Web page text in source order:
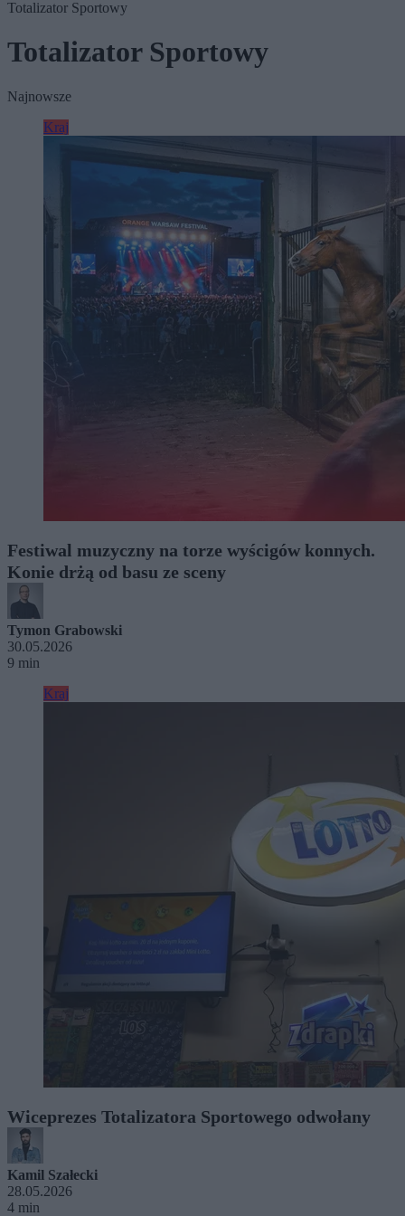
Totalizator Sportowy
Totalizator Sportowy
Najnowsze
Kraj
Festiwal muzyczny na torze wyścigów konnych.
Konie drżą od basu ze sceny
Tymon Grabowski
30.05.2026
9 min
Kraj
Wiceprezes Totalizatora Sportowego odwołany
Kamil Szałecki
28.05.2026
4 min